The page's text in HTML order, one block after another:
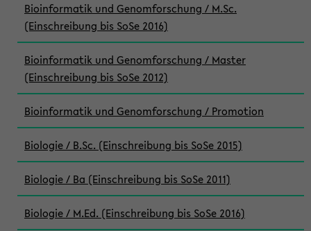
Bioinformatik und Genomforschung / M.Sc.
(Einschreibung bis SoSe 2016)
Bioinformatik und Genomforschung / Master
(Einschreibung bis SoSe 2012)
Bioinformatik und Genomforschung / Promotion
Biologie / B.Sc. (Einschreibung bis SoSe 2015)
Biologie / Ba (Einschreibung bis SoSe 2011)
Biologie / M.Ed. (Einschreibung bis SoSe 2016)